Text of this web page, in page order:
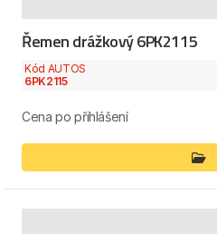
Řemen drážkový 6PK2115
Kód AUTOS
6PK2115
Cena po přihlášení